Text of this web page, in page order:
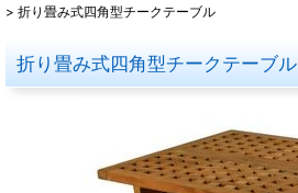
> 折り畳み式四角型チークテーブル
折り畳み式四角型チークテーブル